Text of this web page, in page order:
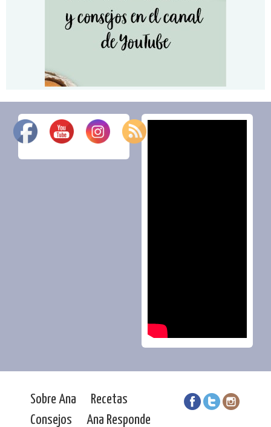
Sobre Ana
Recetas
Consejos
Ana Responde